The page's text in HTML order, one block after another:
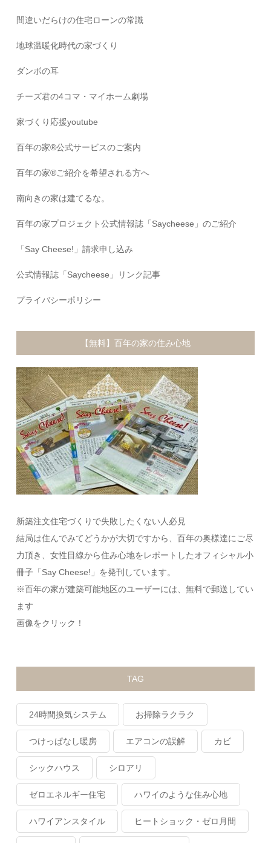
間違いだらけの住宅ローンの常識
地球温暖化時代の家づくり
ダンボの耳
チーズ君の4コマ・マイホーム劇場
家づくり応援youtube
百年の家®️公式サービスのご案内
百年の家®️ご紹介を希望される方へ
南向きの家は建てるな。
百年の家プロジェクト公式情報誌「Saycheese」のご紹介
「Say Cheese!」請求申し込み
公式情報誌「Saycheese」リンク記事
プライバシーポリシー
【無料】百年の家の住み心地
新築注文住宅づくりで失敗したくない人必見
結局は住んでみてどうかが大切ですから、百年の奥様達にご尽
力頂き、女性目線から住み心地をレポートしたオフィシャル小
冊子「Say Cheese!」を発刊しています。
※百年の家が建築可能地区のユーザーには、無料で郵送してい
ます
画像をクリック！
TAG
24時間換気システム お掃除ラクラク
つけっぱなし暖房 エアコンの誤解 カビ
シックハウス シロアリ
ゼロエネルギー住宅 ハワイのような住み心地
ハワイアンスタイル ヒートショック・ゼロ月間